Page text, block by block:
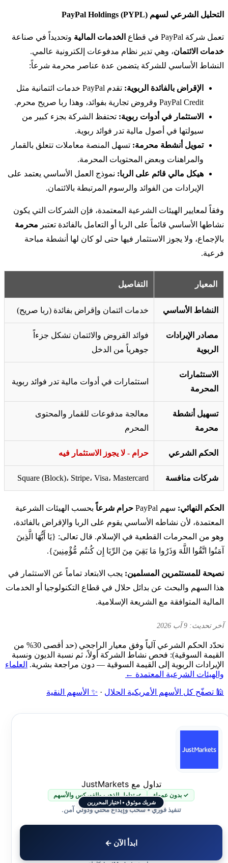
التحليل الشرعي لسهم PayPal Holdings (PYPL)
تعمل شركة PayPal في قطاع الخدمات الماليةوتحديداً في صناعة
خدمات الائتمان، وهي تدير نظام مدفوعات إلكترونية عالمي.
النشاط الأساسي للشركة يتضمن عدة عناصر محرمة شرعاً:
الإقراض بالفائدة الربوية:
تقدم PayPal خدمات ائتمانية مثل
PayPal Credit وقروض تجارية بفوائد، وهذا ربا صريح محرم.
الاستثمار في أدوات ربوية:تحتفظ الشركة بجزء كبير من
سيولتها في أصول مالية تدر فوائد ربوية.
تمويل أنشطة محرمة:تسهل المنصة معاملات تتعلق بالقمار
والمراهنات وبعض المحتويات المحرمة.
هيكل مالي قائم على الربا:نموذج العمل الأساسي يعتمد على
الإيرادات من الفوائد والرسوم المرتبطة بالائتمان.
وفقاً لمعايير الهيئات الشرعية المعتمدة، فإن الشركات التي يكون
نشاطها الأساسي قائماً على الربا أو التعامل بالفائدة تعتبر محرمة
بالإجماع، ولا يجوز الاستثمار فيها حتى لو كان لها أنشطة مباحة
فرعية.
المعيار التفاصيل
النشاط الأساسي خدمات ائتمان وإقراض بفائدة (ربا صريح)
مصادر الإيرادات
الربوية
فوائد القروض والائتمان تشكل جزءاً
جوهرياً من الدخل
الاستثمارات
المحرمة
استثمارات في أدوات مالية تدر فوائد ربوية
تسهيل أنشطة
محرمة
معالجة مدفوعات للقمار والمحتوى
المحرم
الحكم الشرعي حرام - لا يجوز الاستثمار فيه
شركات منافسة Square (Block)، Stripe، Visa، Mastercard
الحكم النهائي:سهم PayPal حرام شرعاًبحسب الهيئات الشرعية
المعتمدة، لأن نشاطه الأساسي يقوم على الربا والإقراض بالفائدة،
وهو من المحرمات القطعية في الإسلام. قال تعالى: {يَا أَيُّهَا الَّذِينَ
آمَنُوا اتَّقُوا اللَّهَ وَذَرُوا مَا بَقِيَ مِنَ الرِّبَا إِن كُنتُم مُّؤْمِنِينَ}.
نصيحة للمستثمرين المسلمين:يجب الابتعاد تماماً عن الاستثمار في
هذا السهم والبحث عن بدائل حلال في قطاع التكنولوجيا أو الخدمات
المالية المتوافقة مع الشريعة الإسلامية.
آخر تحديث: 9 آب 2026
نحدّد الحكم الشرعي آلياً وفق معيار الراجحي (حد أقصى 30% من
القيمة السوقية): فحص نشاط الشركة أولاً، ثم نسبة الديون ونسبة
الإيرادات الربوية إلى القيمة السوقية — دون مراجعة بشرية. العلماء
والهيئات الشرعية المعتمدة ←
🕌 تصفّح كل الأسهم الأمريكية الحلال · ✨ الأسهم النقية
شريك موثوق • اختيار المحررين
تداول مع JustMarkets
✓ بدون عمولة ✓ تداول الذهب والفوركس والأسهم
تنفيذ فوري • سحب وإيداع محلي ودولي آمن.
ابدأ الآن ←